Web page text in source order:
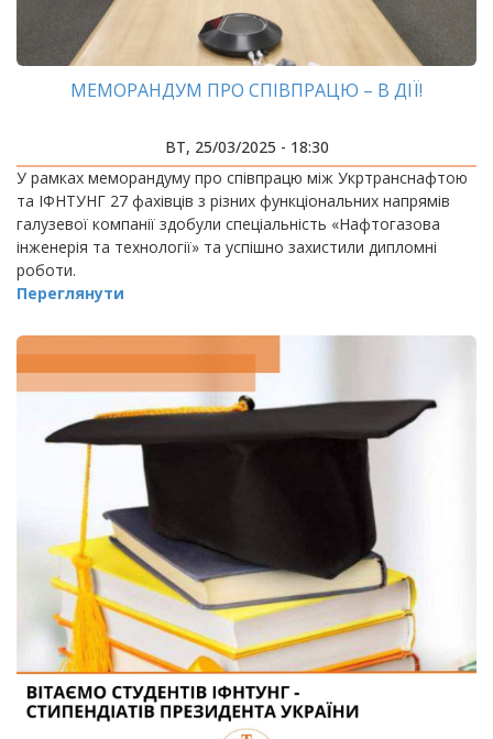
МЕМОРАНДУМ ПРО СПІВПРАЦЮ – В ДІЇ!
ВТ, 25/03/2025 - 18:30
У рамках меморандуму про співпрацю між Укртранснафтою
та ІФНТУНГ 27 фахівців з різних функціональних напрямів
галузевої компанії здобули спеціальність «Нафтогазова
інженерія та технології» та успішно захистили дипломні
роботи.
Переглянути